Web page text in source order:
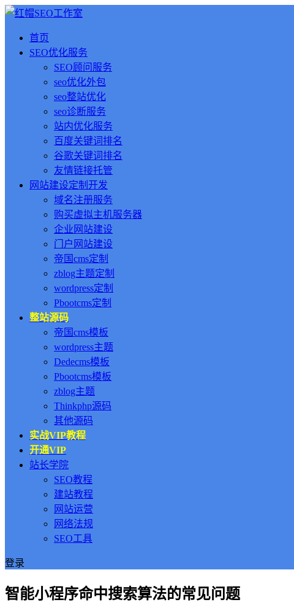
首页
SEO优化服务
SEO顾问服务
seo优化外包
seo整站优化
seo诊断服务
站内优化服务
百度关键词排名
谷歌关键词排名
友情链接托管
网站建设定制开发
域名注册服务
购买虚拟主机服务器
企业网站建设
门户网站建设
帝国cms定制
zblog主题定制
wordpress定制
Pbootcms定制
整站源码
帝国cms模板
wordpress主题
Dedecms模板
Pbootcms模板
zblog主题
Thinkphp源码
其他源码
实战VIP教程
开通VIP
站长学院
SEO教程
建站教程
网站运营
网络法规
SEO工具
登录
智能小程序命中搜索算法的常见问题